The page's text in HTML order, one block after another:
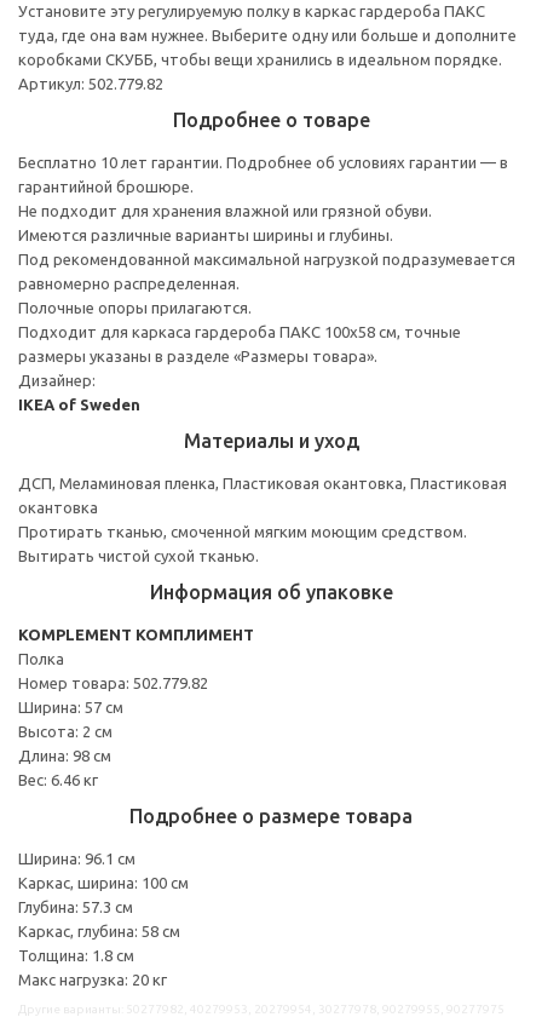
Установите эту регулируемую полку в каркас гардероба ПАКС
туда, где она вам нужнее. Выберите одну или больше и дополните
коробками СКУББ, чтобы вещи хранились в идеальном порядке.
Артикул: 502.779.82
Подробнее о товаре
Бесплатно 10 лет гарантии. Подробнее об условиях гарантии — в
гарантийной брошюре.
Не подходит для хранения влажной или грязной обуви.
Имеются различные варианты ширины и глубины.
Под рекомендованной максимальной нагрузкой подразумевается
равномерно распределенная.
Полочные опоры прилагаются.
Подходит для каркаса гардероба ПАКС 100x58 см, точные
размеры указаны в разделе «Размеры товара».
Дизайнер:
IKEA of Sweden
Материалы и уход
ДСП, Меламиновая пленка, Пластиковая окантовка, Пластиковая
окантовка
Протирать тканью, смоченной мягким моющим средством.
Вытирать чистой сухой тканью.
Информация об упаковке
KOMPLEMENT КОМПЛИМЕНТ
Полка
Номер товара: 502.779.82
Ширина: 57 см
Высота: 2 см
Длина: 98 см
Вес: 6.46 кг
Подробнее о размере товара
Ширина: 96.1 см
Каркас, ширина: 100 см
Глубина: 57.3 см
Каркас, глубина: 58 см
Толщина: 1.8 см
Макс нагрузка: 20 кг